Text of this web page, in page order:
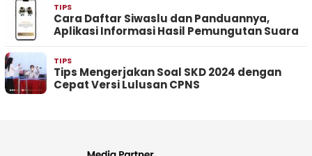
TIPS
Cara Daftar Siwaslu dan Panduannya,
Aplikasi Informasi Hasil Pemungutan Suara
TIPS
Tips Mengerjakan Soal SKD 2024 dengan
Cepat Versi Lulusan CPNS